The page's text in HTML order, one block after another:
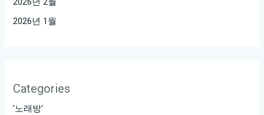
2026년 1월
Categories
'노래방'